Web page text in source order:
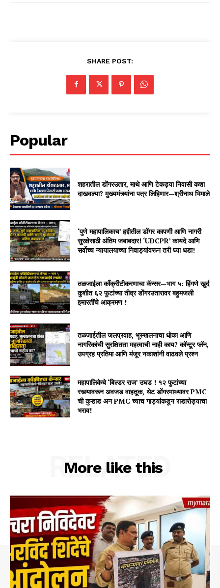
SHARE POST:
Popular
शहरातील डोंगरउतार, माथे आणि टेकड्या निवासी कशा
दाखवल्या? मुख्यमंत्र्यांना पत्र लिहिणार—श्रीनाथ भिमाले
‘पुणे महापालिकाच’ हद्दीतील डोंगर कापणी आणि नागरी
सुरक्षेसाठी अंतिम जबाबदार! ‘UDCPR’ कायदे आणि
सर्वोच्च न्यायालयाच्या निवाड्यांवरून तरी घ्या धडा!
तळजाईला काँक्रीटीकरणाचा कॅन्सर—भाग ५: हिंगणे खुर्द
कुशीत ६२ फुटांच्या तीव्र डोंगरउतारावर बहुमजली
इमारतींचे आक्रमण !
तळजाईतील जलप्रवाह, भूस्खलनाचा धोका आणि
नागरिकांची सुरक्षितता महत्वाची नाही काय? कॉन्टूर प्लॅन,
उपग्रह प्रतिमा आणि मंजूर नकाशांनी वाढवले प्रश्न
महापालिकेचे ‘बिल्डर राज’ उघड ! १२ फुटांच्या
रस्त्यावरून अवजड वाहतूक, थेट डोंगरमाथ्यावर PMC
ची कुऱ्हाड अन PMC च्याच गाड्यांकडून राडारोड्याचा
भराव!
More like this
RELATED